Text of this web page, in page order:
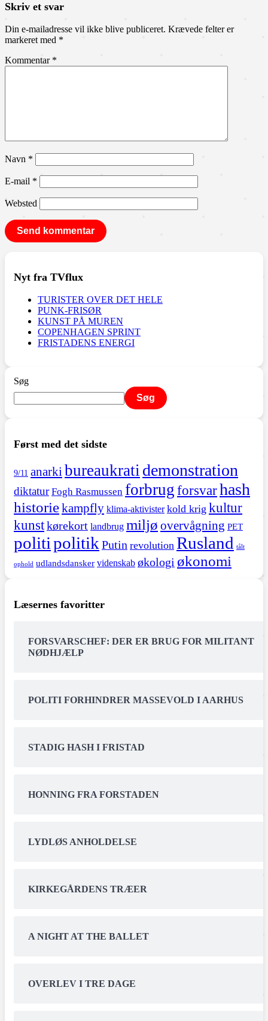
Skriv et svar
Din e-mailadresse vil ikke blive publiceret. Krævede felter er
markeret med *
Kommentar *
Navn *
E-mail *
Websted
Nyt fra TVflux
TURISTER OVER DET HELE
PUNK-FRISØR
KUNST PÅ MUREN
COPENHAGEN SPRINT
FRISTADENS ENERGI
Søg
Søg
Først med det sidste
9/11 anarki bureaukrati demonstration
diktatur Fogh Rasmussen forbrugforsvarhash
historiekampfly klima-aktivister kold krig kultur
kunstkørekort landbrug miljø overvågning PET
politipolitik Putin revolution Rusland tålt
ophold udlandsdansker videnskab økologi økonomi
Læsernes favoritter
FORSVARSCHEF: DER ER BRUG FOR MILITANT
NØDHJÆLP
POLITI FORHINDRER MASSEVOLD I AARHUS
STADIG HASH I FRISTAD
HONNING FRA FORSTADEN
LYDLØS ANHOLDELSE
KIRKEGÅRDENS TRÆER
A NIGHT AT THE BALLET
OVERLEV I TRE DAGE